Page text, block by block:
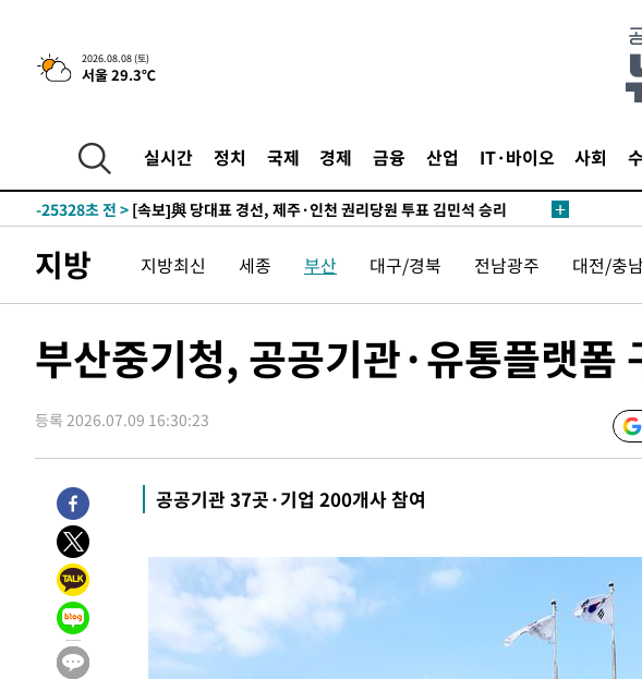
2026.08.08 (토)
서울 29.3℃
실시간 정치 국제 경제 금융 산업 IT·바이오 사회
-26624초 전 >[속보]與최고위원 제주·인천 순회경선…박선원·최민희·서미화·
한민수·김용 순
-26577초 전 >[속보]김민석, 與 전대 당원투표 누적 득표율 45.42%로 1위… 정
42.08%·宋 10.17%
-25393초 전 >
이강인 "아틀레티코 이적 기뻐…등번호 7번 의미보단 팀 위해 뛸
-25328초 전 >
-19102초 전 > 낮 최고 35도 '무더위'…동해안 시간당 30㎜ '강한 비'[내일날씨]
틀레티코 이적"
-18154초 전 >
수도권 40도 육박 '펄펄'…동해안 일부 지역엔 호의주의보
-17123초 전 >온열질환 사망자 3명 늘어…누적 환자 3000명 돌파
-7175초 전 >백운산서 80년근 천종산삼 9뿌리 발견…감정가 1.3억원
-2419초 전 >남자 농구, 나고야 아시안게임서 '홈팀' 일본과 한일전
-1795초 전 >여수 오동도 해상서 모터보트 전복…1명 사망·1명 실종
32분 전 >
극한폭염 한풀 꺾이지만…'낮 최고 35도' 무더위, 열대야 계속[다음주 날
1시간 전 >
축구협회 "압수수색·성접대 논란 사과…쇄신의 기회로 삼겠다"
1시간 전 >
4시간 전 >
'최고 37도' 폭염 지속…강원동해안 최대 150㎜ 비
6시간 전 >
[속보]뉴욕증시 상승 마감…S&P 0.6% 나스닥 1.3%↑
-26624초 전 >
[속보]與최고위원 제주·인천 순회경선…박선원·최민희·서미화·
한민수·김용 순
-26577초 전 >
지방 지방최신 세종 부산 대구/경북 전남광주 대전/충
부산중기청, 공공기관·유통플랫
등록 2026.07.09 16:30:23
공공기관 37곳·기업 200개사 참여